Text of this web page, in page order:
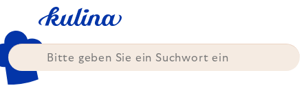
springen